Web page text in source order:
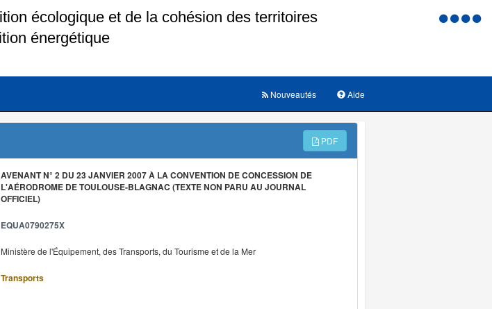
Menu
Aide
Nouveautés
PDF
AVENANT N° 2 DU 23 JANVIER 2007 À LA CONVENTION DE CONCESSION DE
L'AÉRODROME DE TOULOUSE-BLAGNAC (TEXTE NON PARU AU JOURNAL
OFFICIEL)
EQUA0790275X
Ministère de l'Équipement, des Transports, du Tourisme et de la Mer
Transports